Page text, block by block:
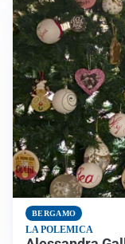
BERGAMO
LA POLEMICA